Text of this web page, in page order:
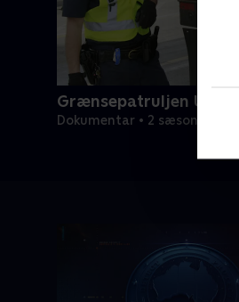
Grænsepatruljen USA
Dokumentar • 2 sæsoner